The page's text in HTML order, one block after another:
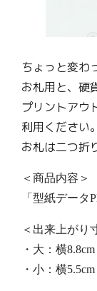
ちょっと変わ
お札用と、硬
プリントアウ
利用ください。
お札は二つ折
＜商品内容＞
「型紙データ
＜出来上がり
・大：横
・小：横